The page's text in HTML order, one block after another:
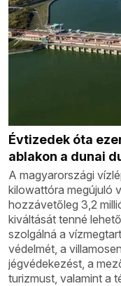
Évtizedek óta
ablakon a dunai
A magyarországi
kilowattóra megújuló
hozzávetőleg 3,2
kiváltását tenné
szolgálná a
védelmét, a
jégvédekezést, a
turizmust, valamint a